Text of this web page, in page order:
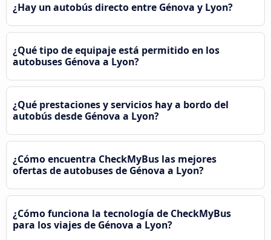
¿Hay un autobús directo entre Génova y Lyon?
¿Qué tipo de equipaje está permitido en los
autobuses Génova a Lyon?
¿Qué prestaciones y servicios hay a bordo del
autobús desde Génova a Lyon?
¿Cómo encuentra CheckMyBus las mejores
ofertas de autobuses de Génova a Lyon?
¿Cómo funciona la tecnología de CheckMyBus
para los viajes de Génova a Lyon?